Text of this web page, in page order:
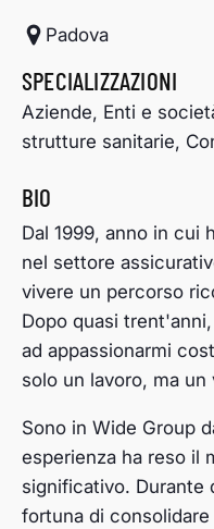
Padova
SPECIALIZZAZIONI
Aziende, Enti e
strutture sanitarie,
BIO
Dal 1999, anno in cui
nel settore
vivere un percorso
Dopo quasi
ad appassionarmi
solo un lavoro, ma
Sono in Wide Group
esperienza ha reso il
significativo. Durante
fortuna di